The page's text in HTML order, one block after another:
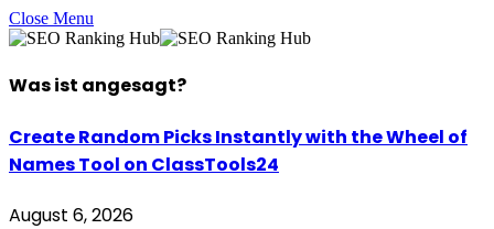
Close Menu
Was ist angesagt?
Create Random Picks Instantly with the Wheel of
Names Tool on ClassTools24
August 6, 2026